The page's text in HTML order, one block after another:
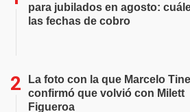
para jubilados en agosto:
las fechas de cobro
La foto con la que Marcelo
confirmó que volvió con Milett
Figueroa